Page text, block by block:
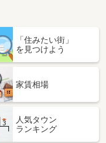
明石町５丁目
「住みたい街」
を見つけよう
家賃相場
人気タウン
ランキング